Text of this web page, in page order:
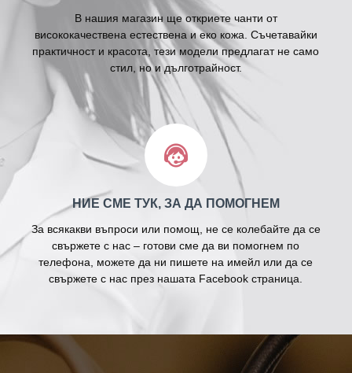
В нашия магазин ще откриете чанти от
висококачествена естествена и еко кожа. Съчетавайки
практичност и красота, тези модели предлагат не само
стил, но и дълготрайност.
НИЕ СМЕ ТУК, ЗА ДА ПОМОГНЕМ
За всякакви въпроси или помощ, не се колебайте да се
свържете с нас – готови сме да ви помогнем по
телефона, можете да ни пишете на имейл или да се
свържете с нас през нашата Facebook страница.